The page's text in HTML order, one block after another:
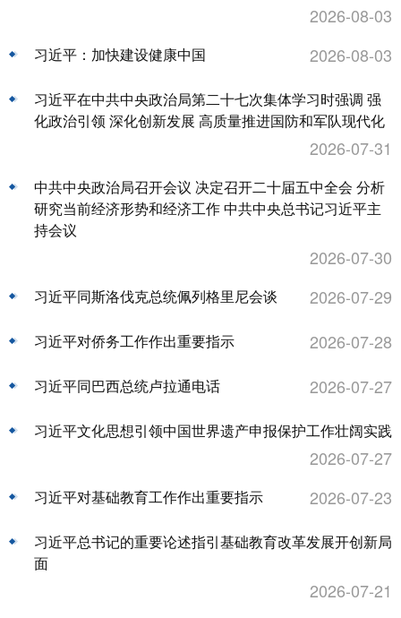
2026-08-03
习近平：加快建设健康中国 2026-08-03
习近平在中共中央政治局第二十七次集体学习时强调 强
化政治引领 深化创新发展 高质量推进国防和军队现代化
2026-07-31
中共中央政治局召开会议 决定召开二十届五中全会 分析
研究当前经济形势和经济工作 中共中央总书记习近平主
持会议
2026-07-30
习近平同斯洛伐克总统佩列格里尼会谈 2026-07-29
习近平对侨务工作作出重要指示 2026-07-28
习近平同巴西总统卢拉通电话 2026-07-27
习近平文化思想引领中国世界遗产申报保护工作壮阔实践
2026-07-27
习近平对基础教育工作作出重要指示 2026-07-23
习近平总书记的重要论述指引基础教育改革发展开创新局
面
2026-07-21